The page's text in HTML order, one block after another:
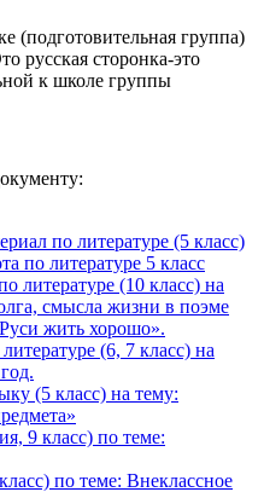
(подготовительная группа)
русская сторонка-это
к школе группы
по литературе (5 класс)
по литературе 5 класс
литературе (10 класс) на
смысла жизни в поэме
жить хорошо».
(6, 7 класс) на
(5 класс) на тему:
9 класс) по теме:
по теме: Внеклассное